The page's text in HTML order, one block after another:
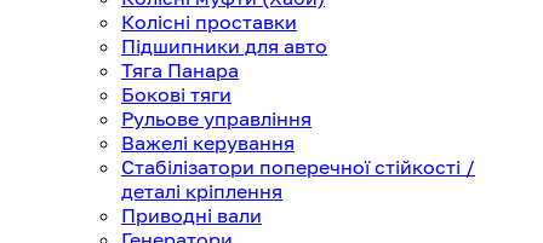
Колісні проставки
Підшипники для авто
Тяга Панара
Бокові тяги
Рульове управління
Важелі керування
Стабілізатори поперечної стійкості /
деталі кріплення
Приводні вали